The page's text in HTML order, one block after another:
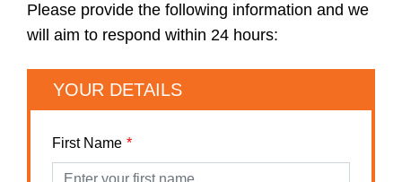
Please provide the following information and we
will aim to respond within 24 hours:
YOUR DETAILS
First Name